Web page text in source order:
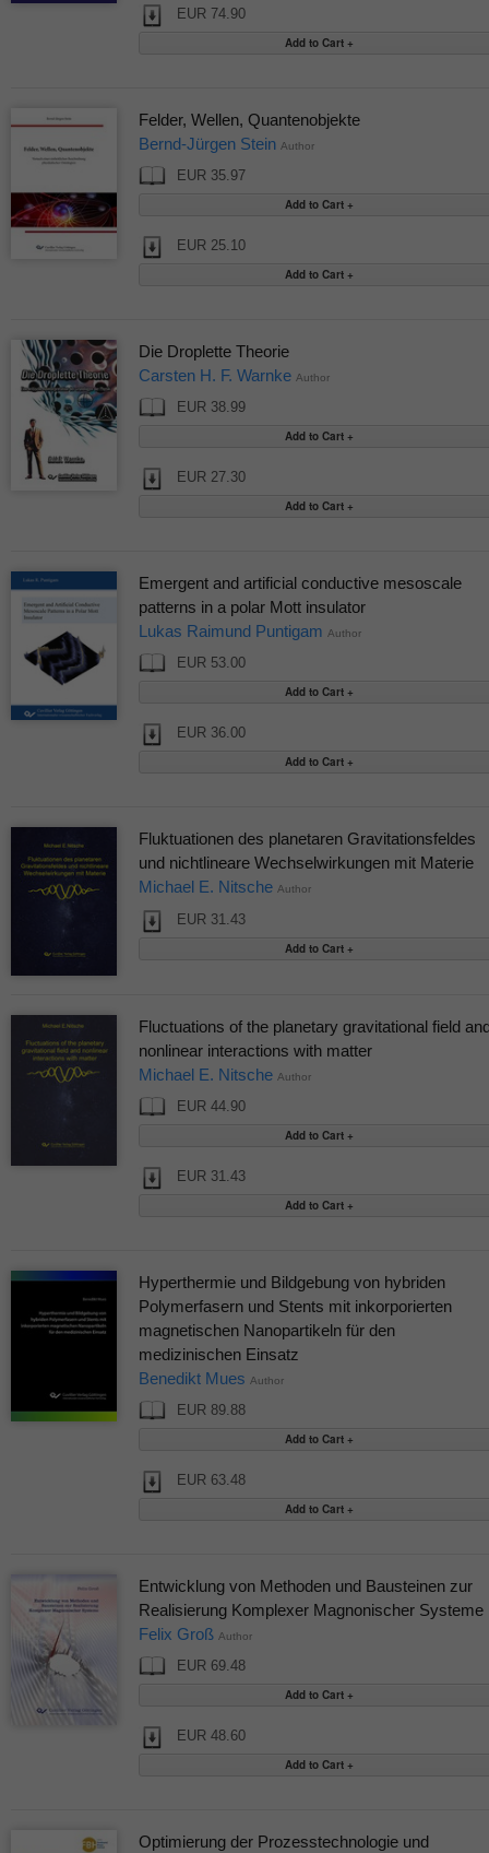
EUR 74.90
Felder, Wellen, Quantenobjekte
Bernd-Jürgen Stein Author
EUR 35.97
EUR 25.10
Die Droplette Theorie
Carsten H. F. Warnke Author
EUR 38.99
EUR 27.30
Emergent and artificial conductive mesoscale
patterns in a polar Mott insulator
Lukas Raimund Puntigam Author
EUR 53.00
EUR 36.00
Fluktuationen des planetaren Gravitationsfeldes
und nichtlineare Wechselwirkungen mit Materie
Michael E. Nitsche Author
EUR 31.43
Fluctuations of the planetary gravitational field
nonlinear interactions with matter
Michael E. Nitsche Author
EUR 44.90
EUR 31.43
Hyperthermie und Bildgebung von hybriden
Polymerfasern und Stents mit inkorporierten
magnetischen Nanopartikeln für den
medizinischen Einsatz
Benedikt Mues Author
EUR 89.88
EUR 63.48
Entwicklung von Methoden und Bausteinen zur
Realisierung Komplexer Magnonischer Systeme
Felix Groß Author
EUR 69.48
EUR 48.60
Optimierung der Prozesstechnologie und